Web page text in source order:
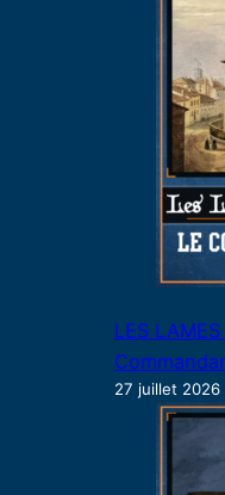
LES
27 juillet 2026